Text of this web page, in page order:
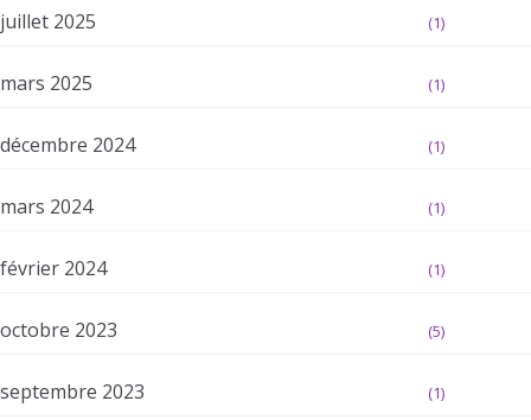
juillet 2025 (1)
mars 2025 (1)
décembre 2024 (1)
mars 2024 (1)
février 2024 (1)
octobre 2023 (5)
septembre 2023 (1)